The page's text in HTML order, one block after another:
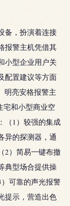
备，扮演着连接
报警主机凭借其
小型企业用户关
配置建议等方面
明亮安格报警主
宅和小型商业空
（1）较强的集成
异的探测器，通
2）简易一键布撤
典型场合提供操
可靠的声光报警
提示，营造出色